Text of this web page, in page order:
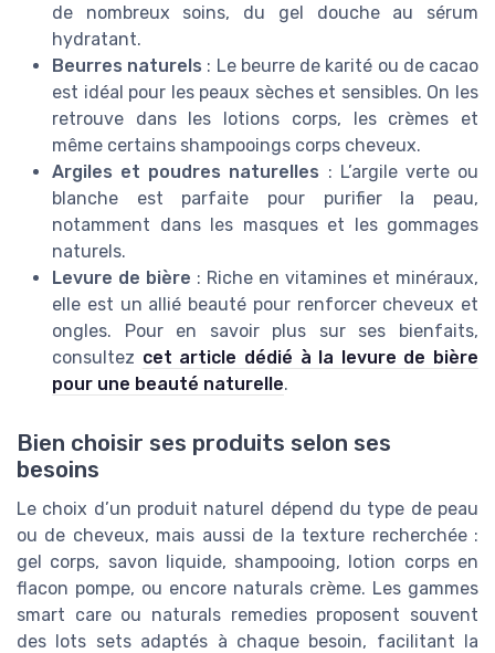
de nombreux soins, du gel douche au sérum
hydratant.
Beurres naturels : Le beurre de karité ou de cacao
est idéal pour les peaux sèches et sensibles. On les
retrouve dans les lotions corps, les crèmes et
même certains shampooings corps cheveux.
Argiles et poudres naturelles : L’argile verte ou
blanche est parfaite pour purifier la peau,
notamment dans les masques et les gommages
naturels.
Levure de bière : Riche en vitamines et minéraux,
elle est un allié beauté pour renforcer cheveux et
ongles. Pour en savoir plus sur ses bienfaits,
consultez cet article dédié à la levure de bière
pour une beauté naturelle.
Bien choisir ses produits selon ses
besoins
Le choix d’un produit naturel dépend du type de peau
ou de cheveux, mais aussi de la texture recherchée :
gel corps, savon liquide, shampooing, lotion corps en
flacon pompe, ou encore naturals crème. Les gammes
smart care ou naturals remedies proposent souvent
des lots sets adaptés à chaque besoin, facilitant la